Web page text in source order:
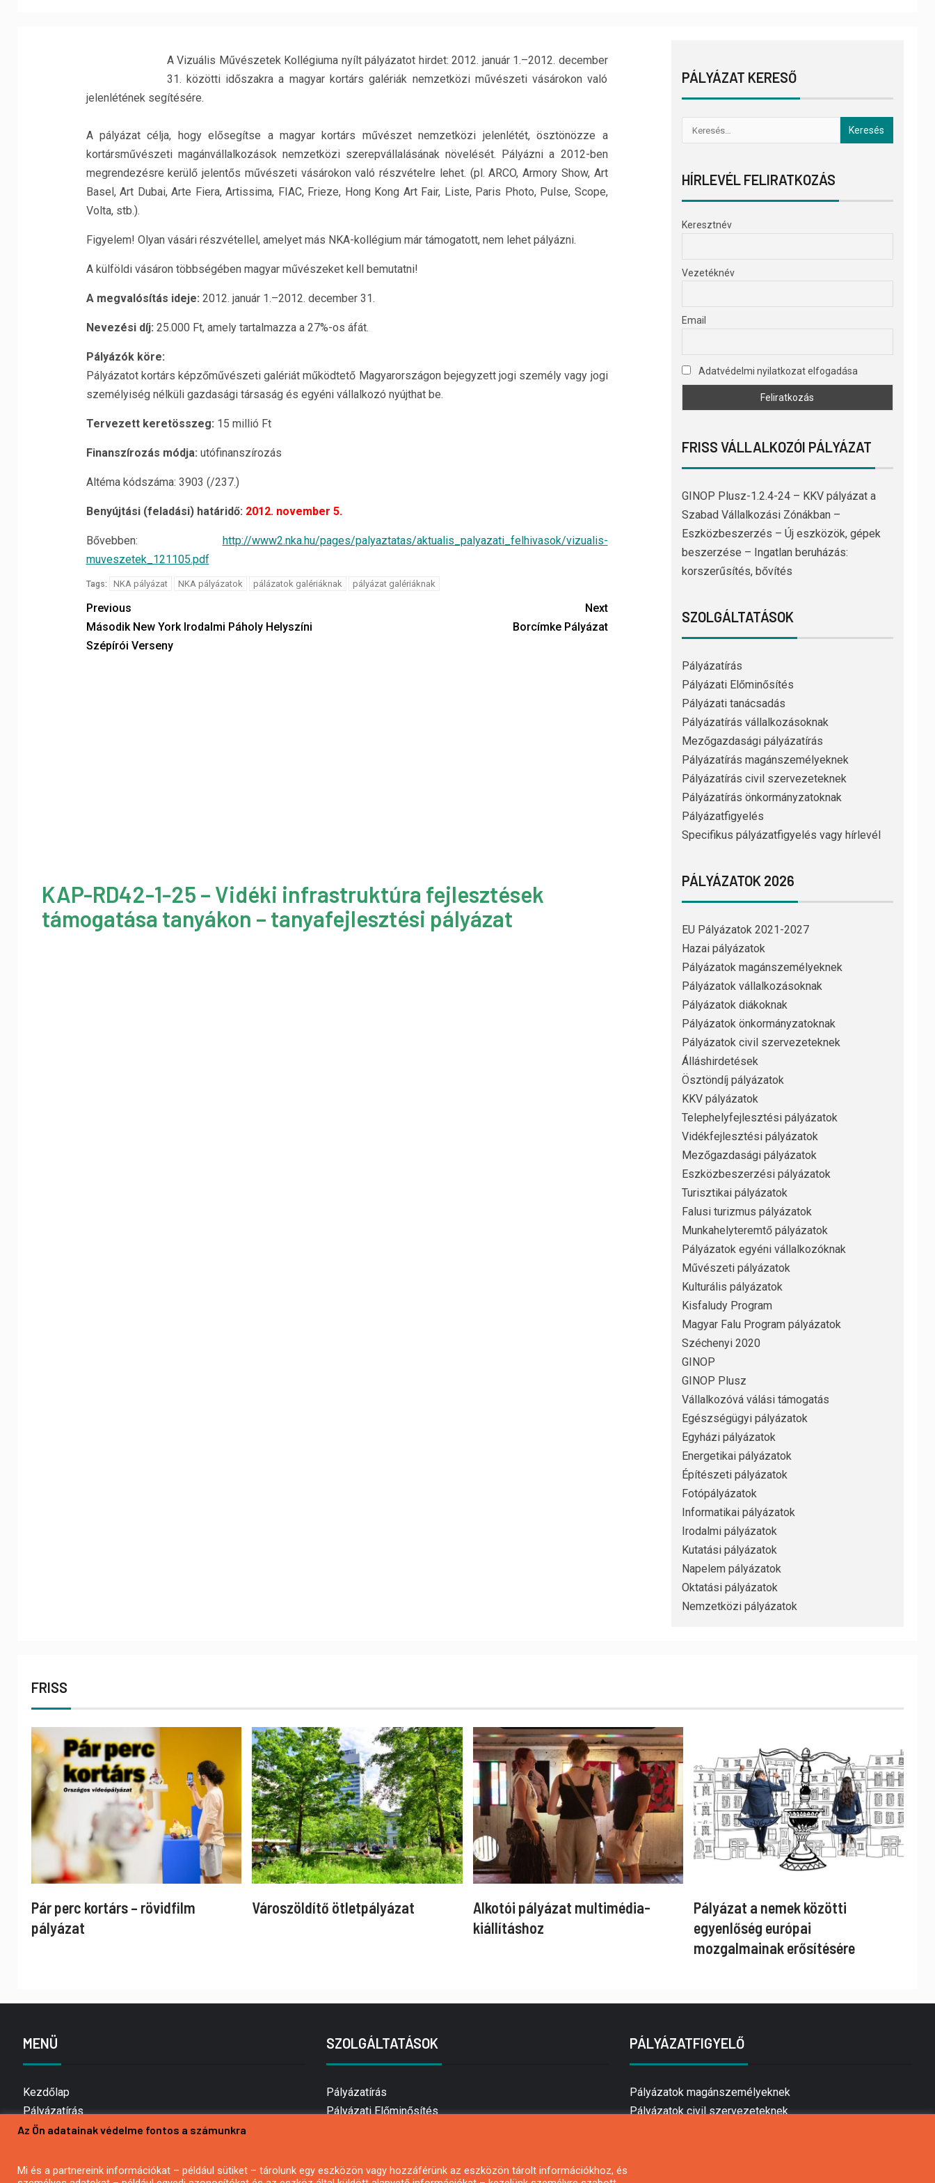
A Vizuális Művészetek Kollégiuma nyílt pályázatot hirdet: 2012. január 1.–2012. december
31. közötti időszakra a magyar kortárs galériák nemzetközi művészeti vásárokon való
jelenlétének segítésére.
A pályázat célja, hogy elősegítse a magyar kortárs művészet nemzetközi jelenlétét, ösztönözze a
kortársművészeti magánvállalkozások nemzetközi szerepvállalásának növelését. Pályázni a 2012-ben
megrendezésre kerülő jelentős művészeti vásárokon való részvételre lehet. (pl. ARCO, Armory Show, Art
Basel, Art Dubai, Arte Fiera, Artissima, FIAC, Frieze, Hong Kong Art Fair, Liste, Paris Photo, Pulse, Scope,
Volta, stb.).
Figyelem! Olyan vásári részvétellel, amelyet más NKA-kollégium már támogatott, nem lehet pályázni.
A külföldi vásáron többségében magyar művészeket kell bemutatni!
A megvalósítás ideje: 2012. január 1.–2012. december 31.
Nevezési díj: 25.000 Ft, amely tartalmazza a 27%-os áfát.
Pályázók köre:
Pályázatot kortárs képzőművészeti galériát működtető Magyarországon bejegyzett jogi személy vagy jogi
személyiség nélküli gazdasági társaság és egyéni vállalkozó nyújthat be.
Tervezett keretösszeg: 15 millió Ft
Finanszírozás módja: utófinanszírozás
Altéma kódszáma: 3903 (/237.)
Benyújtási (feladási) határidő: 2012. november 5.
Bővebben: http://www2.nka.hu/pages/palyaztatas/aktualis_palyazati_felhivasok/vizualis-
muveszetek_121105.pdf
Tags: NKA pályázat NKA pályázatok pálázatok galériáknak pályázat galériáknak
Previous
Második New York Irodalmi Páholy Helyszíni
Szépírói Verseny
Next
Borcímke Pályázat
KAP-RD42-1-25 – Vidéki infrastruktúra fejlesztések
támogatása tanyákon – tanyafejlesztési pályázat
PÁLYÁZAT KERESŐ
HÍRLEVÉL FELIRATKOZÁS
Keresztnév
Vezetéknév
Email
Adatvédelmi nyilatkozat elfogadása
FRISS VÁLLALKOZÓI PÁLYÁZAT
GINOP Plusz-1.2.4-24 – KKV pályázat a
Szabad Vállalkozási Zónákban –
Eszközbeszerzés – Új eszközök, gépek
beszerzése – Ingatlan beruházás:
korszerűsítés, bővítés
SZOLGÁLTATÁSOK
Pályázatírás
Pályázati Előminősítés
Pályázati tanácsadás
Pályázatírás vállalkozásoknak
Mezőgazdasági pályázatírás
Pályázatírás magánszemélyeknek
Pályázatírás civil szervezeteknek
Pályázatírás önkormányzatoknak
Pályázatfigyelés
Specifikus pályázatfigyelés vagy hírlevél
PÁLYÁZATOK 2026
EU Pályázatok 2021-2027
Hazai pályázatok
Pályázatok magánszemélyeknek
Pályázatok vállalkozásoknak
Pályázatok diákoknak
Pályázatok önkormányzatoknak
Pályázatok civil szervezeteknek
Álláshirdetések
Ösztöndíj pályázatok
KKV pályázatok
Telephelyfejlesztési pályázatok
Vidékfejlesztési pályázatok
Mezőgazdasági pályázatok
Eszközbeszerzési pályázatok
Turisztikai pályázatok
Falusi turizmus pályázatok
Munkahelyteremtő pályázatok
Pályázatok egyéni vállalkozóknak
Művészeti pályázatok
Kulturális pályázatok
Kisfaludy Program
Magyar Falu Program pályázatok
Széchenyi 2020
GINOP
GINOP Plusz
Vállalkozóvá válási támogatás
Egészségügyi pályázatok
Egyházi pályázatok
Energetikai pályázatok
Építészeti pályázatok
Fotópályázatok
Informatikai pályázatok
Irodalmi pályázatok
Kutatási pályázatok
Napelem pályázatok
Oktatási pályázatok
Nemzetközi pályázatok
FRISS
Pár perc kortárs – rövidfilm
pályázat
Városzöldítő ötletpályázat
Alkotói pályázat multimédia-
kiállításhoz
Pályázat a nemek közötti
egyenlőség európai
mozgalmainak erősítésére
MENÜ
Kezdőlap
Pályázatírás
Bemutatkozás
Hírlevél feliratkozás
SZOLGÁLTATÁSOK
Pályázatírás
Pályázati Előminősítés
Mezőgazdasági pályázatírás
PÁLYÁZATFIGYELŐ
Pályázatok magánszemélyeknek
Pályázatok civil szervezeteknek
Az Ön adatainak védelme fontos a számunkra
Mi és a partnereink információkat – például sütiket – tárolunk egy eszközön vagy hozzáférünk az eszközön tárolt információkhoz, és